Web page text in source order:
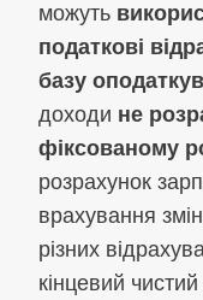
можуть
податкові
базу
доходи не
фіксованому
розрахунок
врахування
різних
кінцевий